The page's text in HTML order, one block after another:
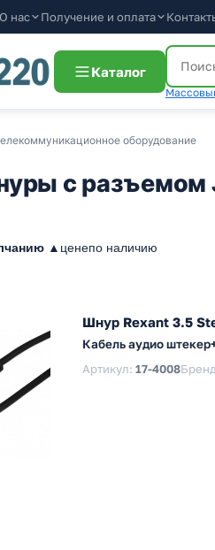
О нас Получение и оплата
Каталог
оборудование
c разъемом
▲ ценепо наличию
Шнур Rexant 3.5
Кабель аудио
Артикул: 17-4008